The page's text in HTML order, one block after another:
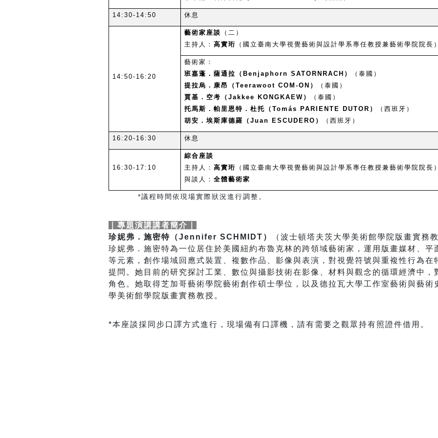
14:30-14:50 休息
14:50-16:20
藝術家座談
（二）
主持人： 高實珩 （國立臺南大學視覺藝術與設計學系專任教授兼藝術學院院長
藝術家：
班嘉蓬．薩通拉（Benjaphorn SATORNRACH）
（泰國）
提拉烏．康昂（Teerawoot COM-ON）
（泰國）
賈基．空考（Jakkee KONGKAEW）
（泰國）
托馬斯．帕里恩特．杜托（Tomás PARIENTE DUTOR）
（西班牙）
胡安．埃斯庫德羅（Juan ESCUDERO）
（西班牙）
16:20-16:30 休息
16:30-17:10
綜合座談
主持人： 高實珩
（國立臺南大學視覺藝術與設計學系專任教授兼藝術學院院長
與談人： 全體藝術家
*議程時間依現場實際狀況進行調整。
｜專題演講講者簡介｜
珍妮弗．施密特（Jennifer SCHMIDT）
（波士頓塔夫茨大學美術館學院版畫實務
珍妮弗．施密特為一位居住於美國紐約布魯克林的跨領域藝術家，運用版畫媒材、
等元素，創作場域回應式裝置、複數作品、影像與表演，對視覺符號與重複性行為
提問。她目前的研究探討工業、數位與攝影技術在影像、材料與觀念的循環經濟中
角色。她取得芝加哥藝術學院藝術創作碩士學位，以及德拉瓦大學工作室藝術與藝
學美術館學院版畫實務教授。
*本座談採同步口譯方式進行，現場備有口譯機，請有需要之觀眾持有照證件借用。